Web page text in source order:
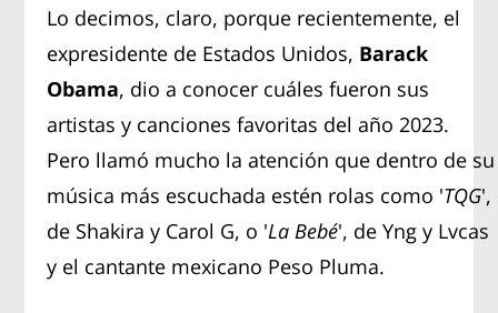
Lo decimos, claro, porque recientemente, el
expresidente de Estados Unidos, Barack
Obama, dio a conocer cuáles fueron sus
artistas y canciones favoritas del año 2023.
Pero llamó mucho la atención que dentro de su
música más escuchada estén rolas como 'TQG',
de Shakira y Carol G, o 'La Bebé', de Yng y Lvcas
y el cantante mexicano Peso Pluma.